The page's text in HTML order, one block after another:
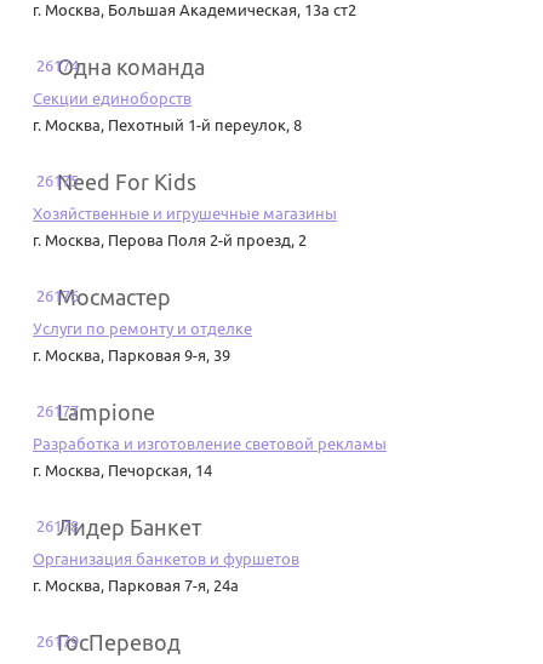
г. Москва, Большая Академическая, 13а ст2
26174Одна команда
Секции единоборств
г. Москва, Пехотный 1-й переулок, 8
26175Need For Kids
Хозяйственные и игрушечные магазины
г. Москва, Перова Поля 2-й проезд, 2
26176Мосмастер
Услуги по ремонту и отделке
г. Москва, Парковая 9-я, 39
26177Lampione
Разработка и изготовление световой рекламы
г. Москва, Печорская, 14
26178Лидер Банкет
Организация банкетов и фуршетов
г. Москва, Парковая 7-я, 24а
26179ГосПеревод